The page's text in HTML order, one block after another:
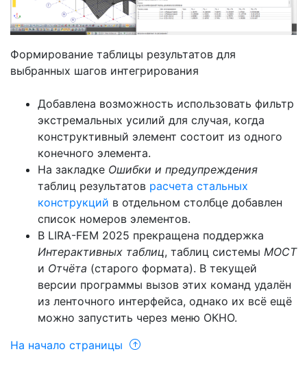
Формирование таблицы результатов для
выбранных шагов интегрирования
Добавлена возможность использовать фильтр
экстремальных усилий для случая, когда
конструктивный элемент состоит из одного
конечного элемента.
На закладке Ошибки и предупреждения
таблиц результатов расчета стальных
конструкций в отдельном столбце добавлен
список номеров элементов.
В LIRA-FEM 2025 прекращена поддержка
Интерактивных таблиц, таблиц системы МОСТ
и Отчёта (старого формата). В текущей
версии программы вызов этих команд удалён
из ленточного интерфейса, однако их всё ещё
можно запустить через меню ОКНО.
На начало страницы